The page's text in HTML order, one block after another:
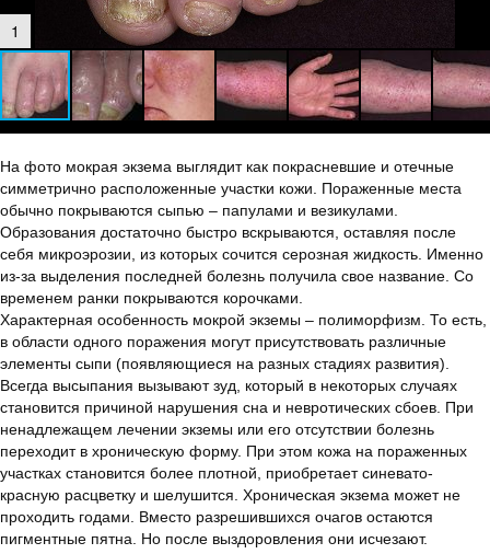
1
На фото мокрая экзема выглядит как покрасневшие и отечные
симметрично расположенные участки кожи. Пораженные места
обычно покрываются сыпью – папулами и везикулами.
Образования достаточно быстро вскрываются, оставляя после
себя микроэрозии, из которых сочится серозная жидкость. Именно
из-за выделения последней болезнь получила свое название. Со
временем ранки покрываются корочками.
Характерная особенность мокрой экземы – полиморфизм. То есть,
в области одного поражения могут присутствовать различные
элементы сыпи (появляющиеся на разных стадиях развития).
Всегда высыпания вызывают зуд, который в некоторых случаях
становится причиной нарушения сна и невротических сбоев. При
ненадлежащем лечении экземы или его отсутствии болезнь
переходит в хроническую форму. При этом кожа на пораженных
участках становится более плотной, приобретает синевато-
красную расцветку и шелушится. Хроническая экзема может не
проходить годами. Вместо разрешившихся очагов остаются
пигментные пятна. Но после выздоровления они исчезают.